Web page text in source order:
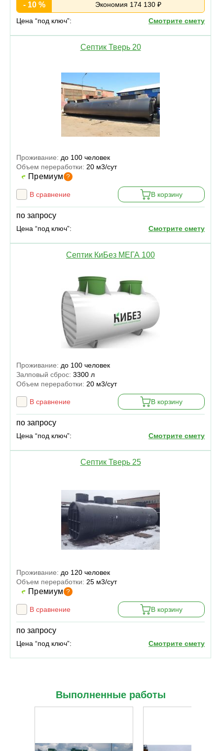
- 10 % Экономия 174 130 ₽
Цена “под ключ”: Смотрите смету
Септик Тверь 20
Проживание: до 100 человек
Объем переработки: 20 м3/сут
Премиум ?
В сравнение В корзину
по запросу
Цена “под ключ”: Смотрите смету
Септик КиБез МЕГА 100
Проживание: до 100 человек
Залповый сброс: 3300 л
Объем переработки: 20 м3/сут
В сравнение В корзину
по запросу
Цена “под ключ”: Смотрите смету
Септик Тверь 25
Проживание: до 120 человек
Объем переработки: 25 м3/сут
Премиум ?
В сравнение В корзину
по запросу
Цена “под ключ”: Смотрите смету
Выполненные работы